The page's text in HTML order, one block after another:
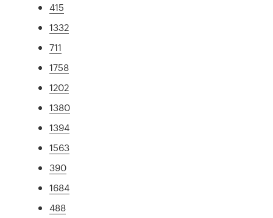
415
1332
711
1758
1202
1380
1394
1563
390
1684
488